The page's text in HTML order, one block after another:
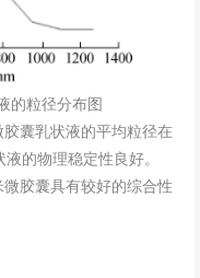
的粒径分布图
囊乳状液的平均粒径在
的物理稳定性良好。
胶囊具有较好的综合性